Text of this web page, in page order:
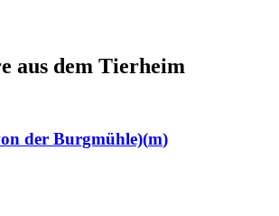
aus dem Tierheim
der Burgmühle)(m)